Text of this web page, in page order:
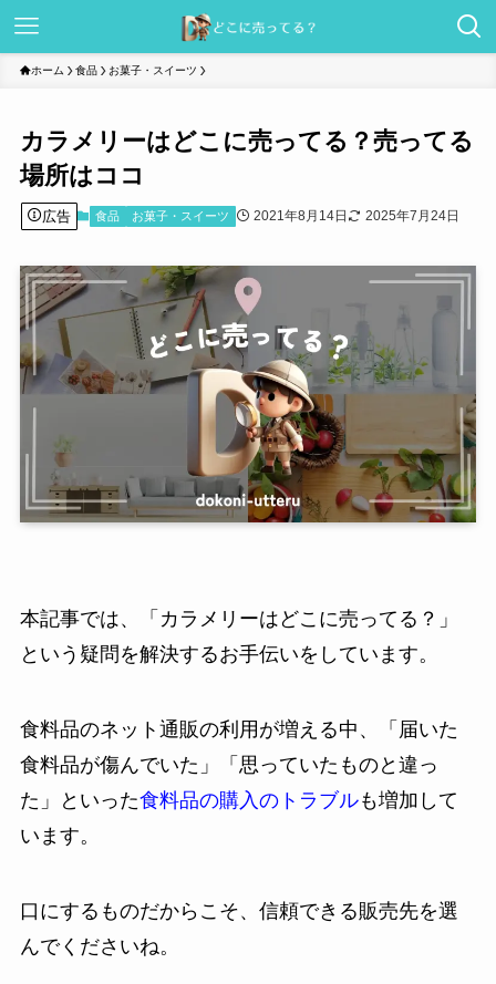
ホーム 食品 お菓子・スイーツ
カラメリーはどこに売ってる？売ってる
場所はココ
広告 食品 お菓子・スイーツ 2021年8月14日 2025年7月24日
本記事では、「カラメリーはどこに売ってる？」
という疑問を解決するお手伝いをしています。
食料品のネット通販の利用が増える中、「届いた
食料品が傷んでいた」「思っていたものと違っ
た」といった食料品の購入のトラブルも増加して
います。
口にするものだからこそ、信頼できる販売先を選
んでくださいね。